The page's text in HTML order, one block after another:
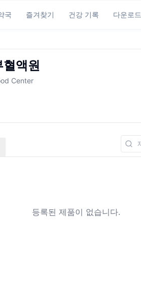
국 즐겨찾기 건강 기록 다운로드
액원
Center
등록된 제품이 없습니다.